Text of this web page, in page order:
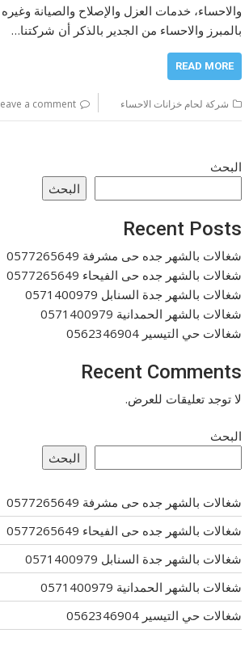
والاحساء، خدمات العزل والإصلاح والصيانة
بالمبرز والاحساء من الجدير بالذكر أن شركتنا…
READ MORE
شركة لحام خزانات الاحساء a comment
البحث
البحث
Recent Posts
شغالات بالشهر جده حى مشرفة 0577265649
شغالات بالشهر جده حى الفيحاء 0577265649
شغالات بالشهر جدة السنابل 0571400979
شغالات بالشهر الحمدانية 0571400979
شغالات حي التيسير 0562346904
Recent Comments
لا توجد تعليقات للعرض.
البحث
البحث
شغالات بالشهر جده حى مشرفة 0577265649
شغالات بالشهر جده حى الفيحاء 0577265649
شغالات بالشهر جدة السنابل 0571400979
شغالات بالشهر الحمدانية 0571400979
شغالات حي التيسير 0562346904